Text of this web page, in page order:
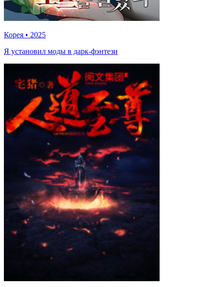
Корея • 2025
Я установил моды в дарк-фэнтези